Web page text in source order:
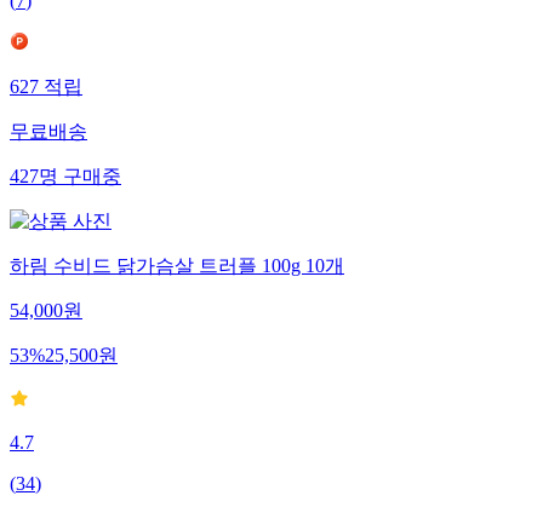
(7)
627적립
무료배송
427명구매중
하림 수비드 닭가슴살 트러플 100g 10개
54,000원
53%25,500원
4.7
(34)